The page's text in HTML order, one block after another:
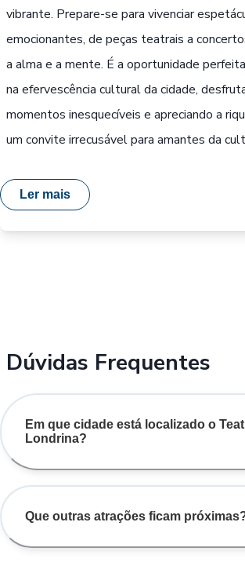
vibrante. Prepare-se para vivenciar
emocionantes, de peças teatrais a
a alma e a mente. É a oportunidade
na efervescência cultural da cidade,
momentos inesquecíveis e apreciando a
um convite irrecusável para amantes da
Ler mais
Dúvidas Frequentes
Em que cidade está localizado o
Londrina?
Que outras atrações ficam